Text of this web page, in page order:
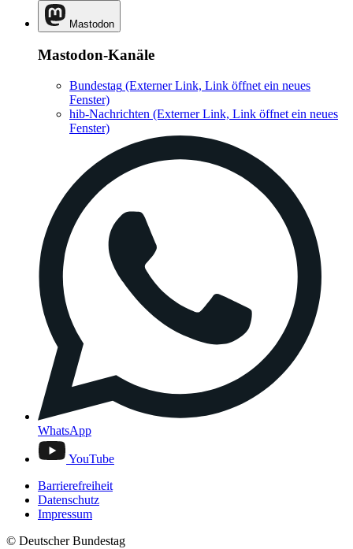
Mastodon
Mastodon-Kanäle
Bundestag (Externer Link, Link öffnet ein neues
Fenster)
hib-Nachrichten (Externer Link, Link öffnet ein neues
Fenster)
WhatsApp
YouTube
Barrierefreiheit
Datenschutz
Impressum
© Deutscher Bundestag